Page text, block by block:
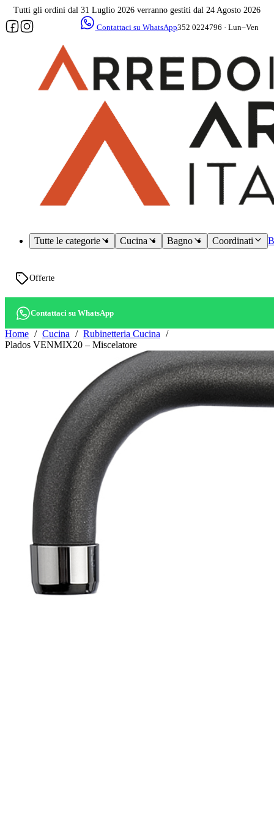
Tutti gli ordini dal 31 Luglio 2026 verranno gestiti dal 24 Agosto 2026
Contattaci su WhatsApp352 0224796 · Lun–Ven
Tutte le categorie Cucina Bagno Coordinati
Offerte
Contattaci su WhatsApp
Home Cucina
Rubinetteria Cucina
Plados VENMIX20 – Miscelatore